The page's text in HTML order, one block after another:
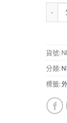
貨號:
分類:
標籤: